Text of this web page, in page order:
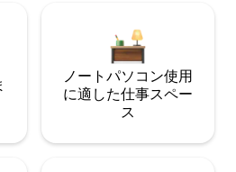
ノートパソコン使用
に適した仕事スペー
ス